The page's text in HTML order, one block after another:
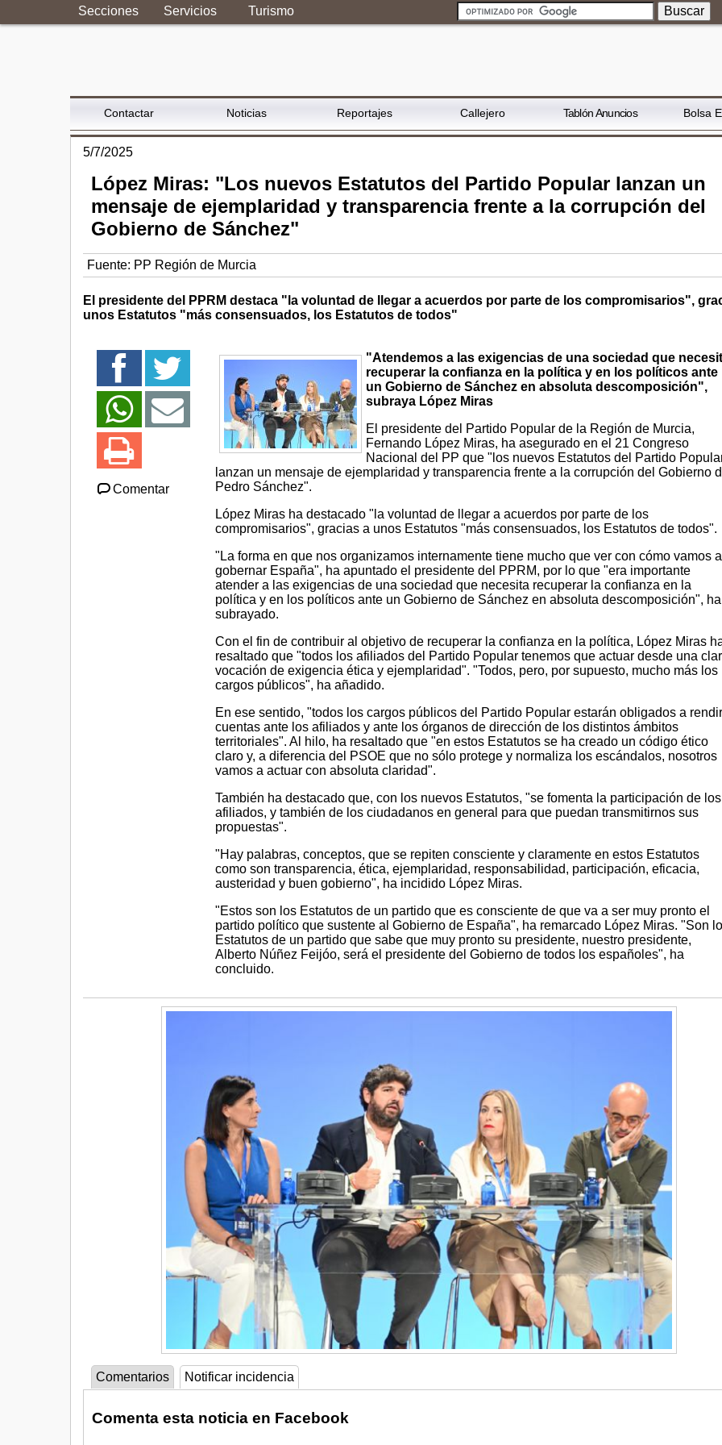
Secciones Servicios Turismo
Contactar Noticias Reportajes Callejero Tablón Anuncios Bolsa
5/7/2025
López Miras: "Los nuevos Estatutos del Partido Popular lanzan un
mensaje de ejemplaridad y transparencia frente a la corrupción del
Gobierno de Sánchez"
Fuente: PP Región de Murcia
El presidente del PPRM destaca "la voluntad de llegar a acuerdos por parte de los compromisarios",
unos Estatutos "más consensuados, los Estatutos de todos"
Comentar
"Atendemos a las exigencias de una sociedad que
recuperar la confianza en la política y en los políticos ante
un Gobierno de Sánchez en absoluta descomposición",
subraya López Miras
El presidente del Partido Popular de la Región de Murcia,
Fernando López Miras, ha asegurado en el 21 Congreso
Nacional del PP que "los nuevos Estatutos del Partido
lanzan un mensaje de ejemplaridad y transparencia frente a la corrupción del Gobierno
Pedro Sánchez".
López Miras ha destacado "la voluntad de llegar a acuerdos por parte de los
compromisarios", gracias a unos Estatutos "más consensuados, los Estatutos de todos".
"La forma en que nos organizamos internamente tiene mucho que ver con cómo vamos a
gobernar España", ha apuntado el presidente del PPRM, por lo que "era importante
atender a las exigencias de una sociedad que necesita recuperar la confianza en la
política y en los políticos ante un Gobierno de Sánchez en absoluta descomposición", ha
subrayado.
Con el fin de contribuir al objetivo de recuperar la confianza en la política, López Miras
resaltado que "todos los afiliados del Partido Popular tenemos que actuar desde una
vocación de exigencia ética y ejemplaridad". "Todos, pero, por supuesto, mucho más los
cargos públicos", ha añadido.
En ese sentido, "todos los cargos públicos del Partido Popular estarán obligados a
cuentas ante los afiliados y ante los órganos de dirección de los distintos ámbitos
territoriales". Al hilo, ha resaltado que "en estos Estatutos se ha creado un código ético
claro y, a diferencia del PSOE que no sólo protege y normaliza los escándalos, nosotros
vamos a actuar con absoluta claridad".
También ha destacado que, con los nuevos Estatutos, "se fomenta la participación de los
afiliados, y también de los ciudadanos en general para que puedan transmitirnos sus
propuestas".
"Hay palabras, conceptos, que se repiten consciente y claramente en estos Estatutos
como son transparencia, ética, ejemplaridad, responsabilidad, participación, eficacia,
austeridad y buen gobierno", ha incidido López Miras.
"Estos son los Estatutos de un partido que es consciente de que va a ser muy pronto el
partido político que sustente al Gobierno de España", ha remarcado López Miras. "Son
Estatutos de un partido que sabe que muy pronto su presidente, nuestro presidente,
Alberto Núñez Feijóo, será el presidente del Gobierno de todos los españoles", ha
concluido.
Comentarios Notificar incidencia
Comenta esta noticia en Facebook